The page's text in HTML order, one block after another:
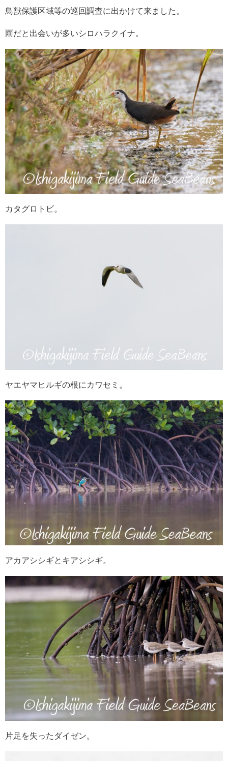
鳥獣保護区域等の巡回調査に出かけて来ました。
雨だと出会いが多いシロハラクイナ。
カタグロトビ。
ヤエヤマヒルギの根にカワセミ。
アカアシシギとキアシシギ。
片足を失ったダイゼン。